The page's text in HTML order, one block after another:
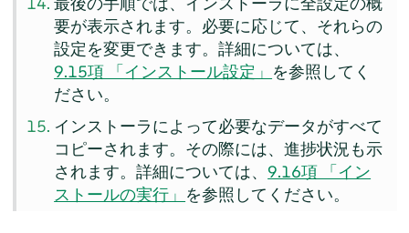
要が表示されます。必要に応じて、それらの
設定を変更できます。詳細については、
9.15項 「インストール設定」 を参照してく
ださい。
インストーラによって必要なデータがすべて
コピーされます。その際には、進捗状況も示
されます。詳細については、 9.16項 「イン
ストールの実行」 を参照してください。